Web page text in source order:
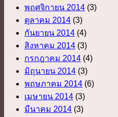
พฤศจิกายน 2014 (3)
ตุลาคม 2014 (3)
กันยายน 2014 (4)
สิงหาคม 2014 (3)
กรกฎาคม 2014 (4)
มิถุนายน 2014 (3)
พฤษภาคม 2014 (6)
เมษายน 2014 (3)
มีนาคม 2014 (3)